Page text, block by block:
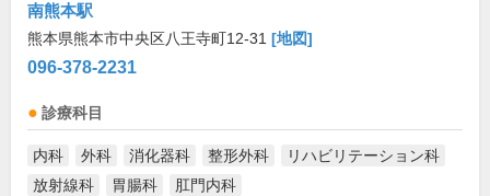
南熊本駅
熊本県熊本市中央区八王寺町12-31 [地図]
096-378-2231
診療科目
内科 外科 消化器科 整形外科
リハビリテーション科
放射線科
胃腸科 肛門内科